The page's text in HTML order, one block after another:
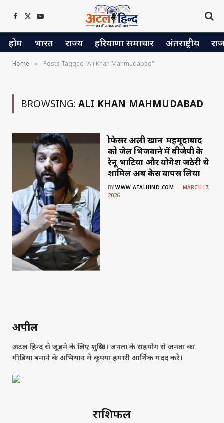
Facebook
X
(Twitter)
YouTube
होम भारत राज्य हरियाणा समाचार अंतराष्ट्रीय
Home » Posts Tagged "Ali Khan Mahmudabad"
BROWSING: ALI KHAN MAHMUDABAD
प्रोफेसर अली खान महमूदाबाद
को जेल भिजवाने में बीजेपी के
रेनू भाटिया और योगेश जठेरी थे
शामिल अब केस वापस लिया
BY WWW.ATALHIND.COM
MARCH 17,
2026
अपील
अटल हिन्द से जुड़ने के लिए शुक्रिया। जनता के सहयोग से जनता का
मीडिया बनाने के अभियान में कृपया हमारी आर्थिक मदद करें।
राशिफल